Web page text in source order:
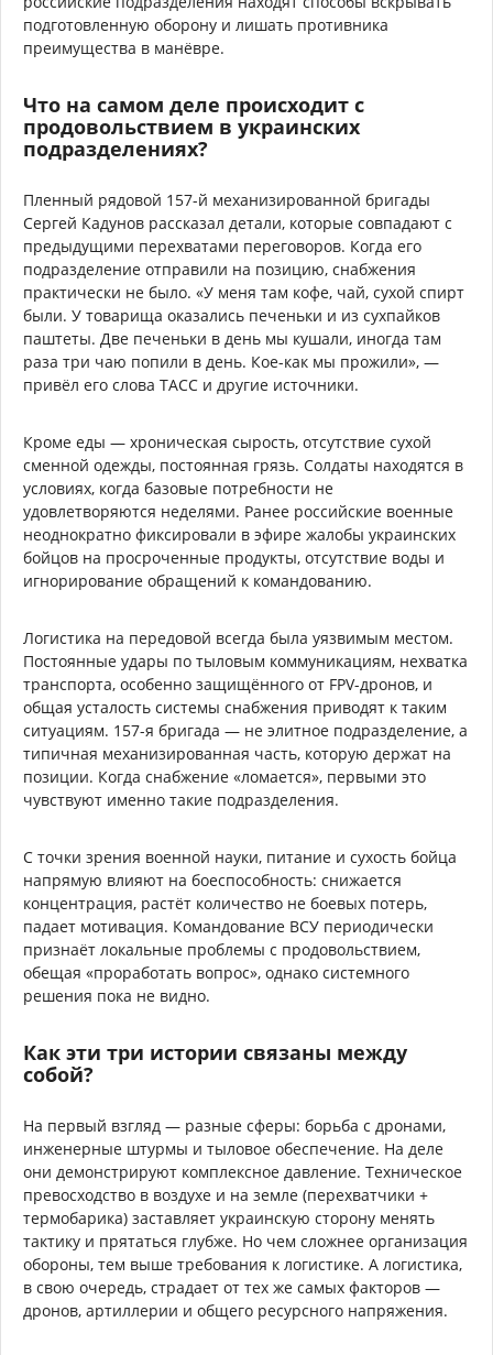
подготовленную оборону и лишать противника
преимущества в манёвре.
Что на самом деле происходит с
продовольствием в украинских
подразделениях?
Пленный рядовой 157-й механизированной бригады
Сергей Кадунов рассказал детали, которые совпадают с
предыдущими перехватами переговоров. Когда его
подразделение отправили на позицию, снабжения
практически не было. «У меня там кофе, чай, сухой спирт
были. У товарища оказались печеньки и из сухпайков
паштеты. Две печеньки в день мы кушали, иногда там
раза три чаю попили в день. Кое-как мы прожили», —
привёл его слова ТАСС и другие источники.
Кроме еды — хроническая сырость, отсутствие сухой
сменной одежды, постоянная грязь. Солдаты находятся в
условиях, когда базовые потребности не
удовлетворяются неделями. Ранее российские военные
неоднократно фиксировали в эфире жалобы украинских
бойцов на просроченные продукты, отсутствие воды и
игнорирование обращений к командованию.
Логистика на передовой всегда была уязвимым местом.
Постоянные удары по тыловым коммуникациям, нехватка
транспорта, особенно защищённого от FPV-дронов, и
общая усталость системы снабжения приводят к таким
ситуациям. 157-я бригада — не элитное подразделение, а
типичная механизированная часть, которую держат на
позиции. Когда снабжение «ломается», первыми это
чувствуют именно такие подразделения.
С точки зрения военной науки, питание и сухость бойца
напрямую влияют на боеспособность: снижается
концентрация, растёт количество не боевых потерь,
падает мотивация. Командование ВСУ периодически
признаёт локальные проблемы с продовольствием,
обещая «проработать вопрос», однако системного
решения пока не видно.
Как эти три истории связаны между
собой?
На первый взгляд — разные сферы: борьба с дронами,
инженерные штурмы и тыловое обеспечение. На деле
они демонстрируют комплексное давление. Техническое
превосходство в воздухе и на земле (перехватчики +
термобарика) заставляет украинскую сторону менять
тактику и прятаться глубже. Но чем сложнее организация
обороны, тем выше требования к логистике. А логистика,
в свою очередь, страдает от тех же самых факторов —
дронов, артиллерии и общего ресурсного напряжения.